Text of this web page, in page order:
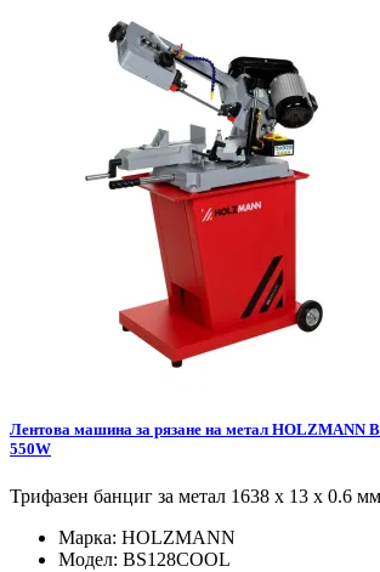
Лентова машина за рязане на метал HOLZMANN
550W
Трифазен банциг за метал 1638 x 13 x 0.6
Марка: HOLZMANN
Модел: BS128COOL